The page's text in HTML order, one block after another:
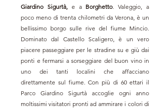
Giardino Sigurtà, e a Borghetto . Valeggio, a
poco meno di trenta chilometri da Verona, è un
bellissimo borgo sulle rive del fiume Mincio.
Dominato dal Castello Scaligero, è un vero
piacere passeggiare per le stradine su e giù dai
ponti e fermarsi a sorseggiare del buon vino in
uno dei tanti localini che affacciano
direttamente sul fiume. Con più di 60 ettari il
Parco Giardino Sigurtà accoglie ogni anno
moltissimi visitatori pronti ad ammirare i colori di